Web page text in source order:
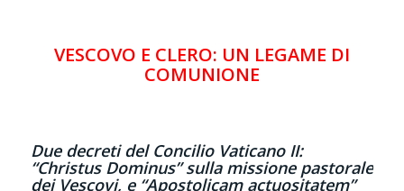
VESCOVO E CLERO: UN LEGAME DI
COMUNIONE
Due decreti del Concilio Vaticano II:
“Christus Dominus” sulla missione pastorale
dei Vescovi, e “Apostolicam actuositatem”